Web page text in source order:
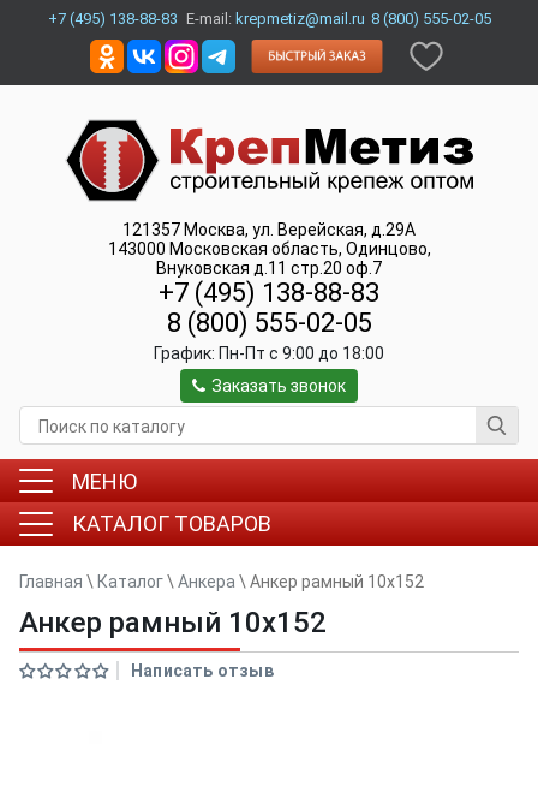
+7 (495) 138-88-83 E-mail: krepmetiz@mail.ru 8 (800) 555-02-05
121357 Москва, ул. Верейская, д.29А
143000 Московская область, Одинцово,
Внуковская д.11 стр.20 оф.7
+7 (495) 138-88-83
8 (800) 555-02-05
График: Пн-Пт c 9:00 до 18:00
Заказать звонок
МЕНЮ
КАТАЛОГ ТОВАРОВ
Главная \ Каталог\ Анкера \ Анкер рамный 10x152
Анкер рамный 10x152
Написать отзыв